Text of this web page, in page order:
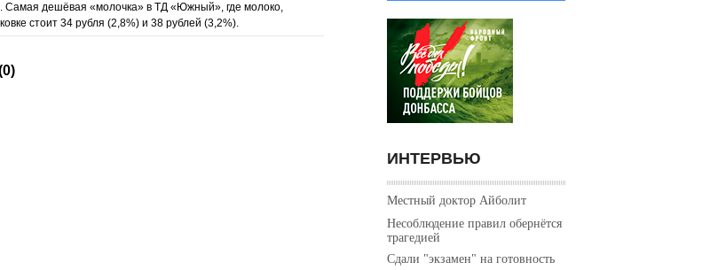
Самая дешёвая «молочка» в ТД «Южный», где молоко,
стоит 34 рубля (2,8%) и 38 рублей (3,2%).
ИНТЕРВЬЮ
Местный доктор Айболит
Несоблюдение правил обернётся
трагедией
Сдали "экзамен" на готовность